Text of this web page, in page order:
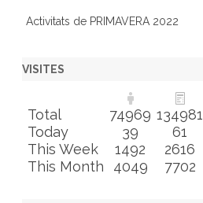
Activitats de PRIMAVERA 2022
VISITES
Total 74969 134981
Today
39
61
This Week
1492
2616
This Month
4049 7702